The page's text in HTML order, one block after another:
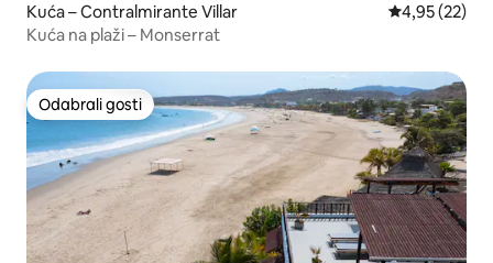
Kuća – Contralmirante Villar Prosječna
4,95 (22)
Kuća na plaži – Monserrat
Odabrali gosti
Odabrali gosti